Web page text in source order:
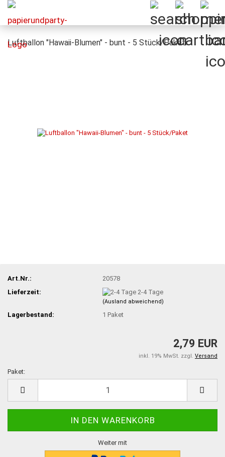
Luftballon "Hawaii-Blumen" - bunt - 5 Stück/Paket
Art.Nr.:
20578
Lieferzeit:
2-4 Tage
(Ausland abweichend)
Lagerbestand: 1Paket
2,79 EUR
inkl. 19% MwSt. zzgl. Versand
Paket:
Weiter mit